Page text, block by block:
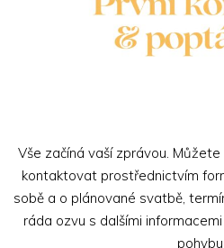
Vše začíná vaší zprávou.
kontaktovat prostřednictvím
sobě a o plánované svatbě,
ráda ozvu s dalšími
pohybu.